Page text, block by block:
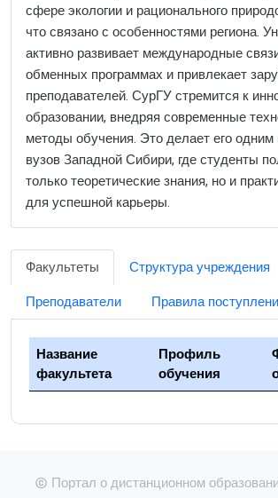
сфере экологии и рационального
что связано с особенностями региона.
активно развивает международные
обменных программах и привлекает
преподавателей. СурГУ стремится к
образовании, внедряя современные
методы обучения. Это делает его
вузов Западной Сибири, где студенты
только теоретические знания, но и
для успешной карьеры.
Факультеты
Структура учреждения
Преподаватели
Правила
Название
факультета
Профиль
обучения
Портал о дистанционном